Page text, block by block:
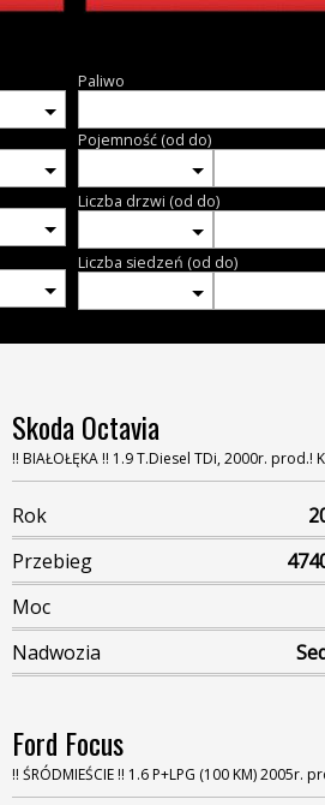
Paliwo
Pojemność (od do)
Liczba drzwi (od do)
Liczba siedzeń (od do)
Skoda Octavia
!! BIAŁOŁĘKA !! 1.9 T.Diesel TDi, 2000r. prod.!
Rok
Przebieg
Moc
Nadwozia
Ford Focus
!! ŚRÓDMIEŚCIE !! 1.6 P+LPG (100 KM) 2005r.